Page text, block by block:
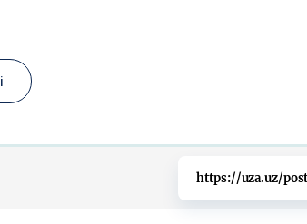
https://uza.uz/